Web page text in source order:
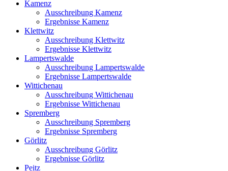
Kamenz
Ausschreibung Kamenz
Ergebnisse Kamenz
Klettwitz
Ausschreibung Klettwitz
Ergebnisse Klettwitz
Lampertswalde
Ausschreibung Lampertswalde
Ergebnisse Lampertswalde
Wittichenau
Ausschreibung Wittichenau
Ergebnisse Wittichenau
Spremberg
Ausschreibung Spremberg
Ergebnisse Spremberg
Görlitz
Ausschreibung Görlitz
Ergebnisse Görlitz
Peitz